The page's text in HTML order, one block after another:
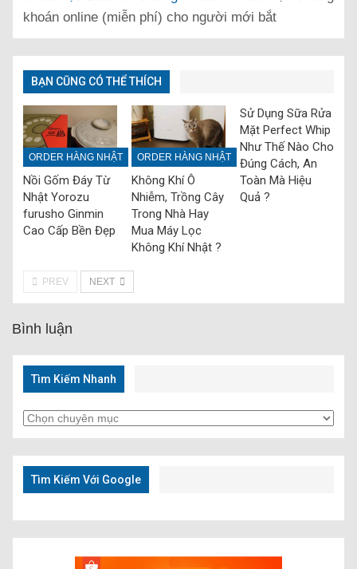
khoán online (miễn phí) cho người mới bắt
BẠN CŨNG CÓ THỂ THÍCH
ORDER HÀNG NHẬT
Nồi Gốm Đáy Từ
Nhật Yorozu
furusho Ginmin
Cao Cấp Bền Đẹp
ORDER HÀNG NHẬT
Không Khí Ô
Nhiễm, Trồng Cây
Trong Nhà Hay
Mua Máy Lọc
Không Khí Nhật ?
Sử Dụng Sữa Rửa
Mặt Perfect Whip
Như Thế Nào Cho
Đúng Cách, An
Toàn Mà Hiệu
Quả ?
PREV NEXT
Bình luận
Tìm Kiếm Nhanh
Tìm
Kiếm
Nhanh
Tìm Kiếm Với Google